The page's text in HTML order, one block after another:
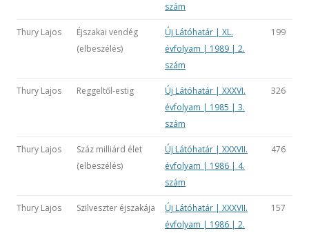
szám
Thury Lajos
Éjszakai vendég
(elbeszélés)
Új Látóhatár | XL.
évfolyam | 1989 | 2.
szám
199
Thury Lajos Reggeltől-estig
Új Látóhatár | XXXVI.
évfolyam | 1985 | 3.
szám
326
Thury Lajos
Száz milliárd élet
(elbeszélés)
Új Látóhatár | XXXVII.
évfolyam | 1986 | 4.
szám
476
Thury Lajos Szilveszter éjszakája
Új Látóhatár | XXXVII.
évfolyam | 1986 | 2.
157